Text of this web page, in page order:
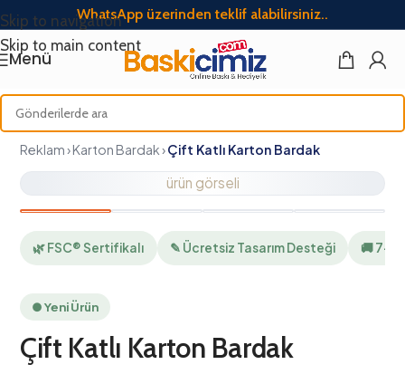
Skip to navigation
Skip to main content
WhatsApp üzerinden teklif alabilirsiniz..
Menü
Reklam › Karton Bardak ›Çift Katlı Karton Bardak
Çift Katlı Karton Bardak
Çift katlı yapısıyla elinizi yakmayan, markanıza özel baskılı sıcak
içecek bardağı. Geri dönüştürülebilir kraft kâğıttan üretilir.